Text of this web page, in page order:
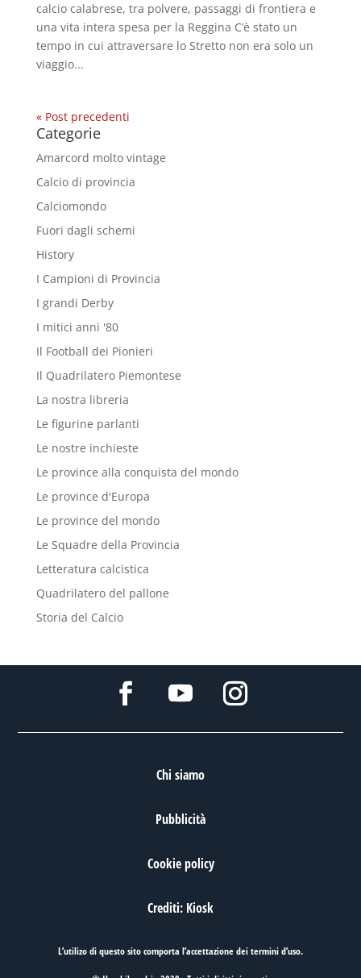
calcio calabrese, tra polvere, passaggi di frontiera e
una vita intera spesa per la Reggina C’è stato un
tempo in cui attraversare lo Stretto non era solo un
viaggio...
« Post precedenti
Categorie
Amarcord molto vintage
Calcio di provincia
Calciomondo
Fuori dagli schemi
History
I Campioni di Provincia
I grandi Derby
I mitici anni '80
Il Football dei Pionieri
Il Quadrilatero Piemontese
La nostra libreria
Le figurine parlanti
Le nostre inchieste
Le province alla conquista del mondo
Le province d'Europa
Le province del mondo
Le Squadre della Provincia
Letteratura calcistica
Quadrilatero del pallone
Storia del Calcio
Chi siamo
Pubblicità
Cookie policy
Crediti: Kiosk
L’utilizo di questo sito comporta l’accettazione deitermini d’uso.